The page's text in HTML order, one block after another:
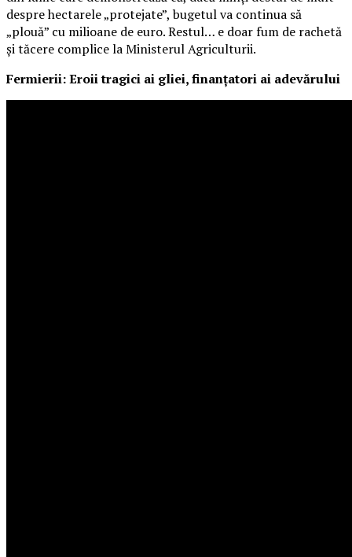
despre hectarele „protejate”, bugetul va continua să
„plouă” cu milioane de euro. Restul… e doar fum de rachetă
și tăcere complice la Ministerul Agriculturii.
Fermierii: Eroii tragici ai gliei, finanțatori ai adevărului